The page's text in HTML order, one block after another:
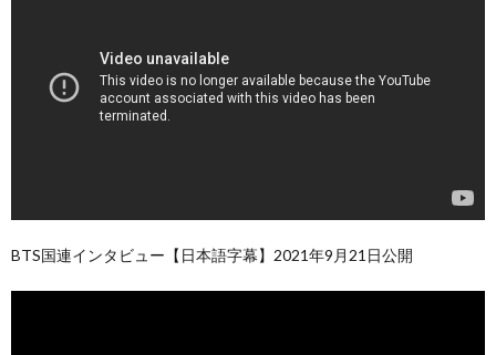
BTS国連インタビュー【日本語字幕】2021年9月21日公開